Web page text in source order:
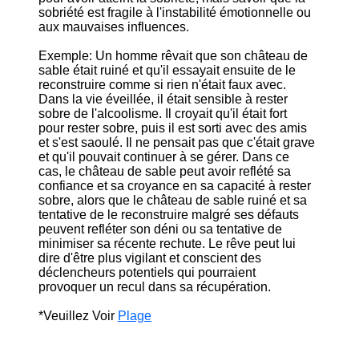
sobriété est fragile à l'instabilité émotionnelle ou
aux mauvaises influences.
Exemple: Un homme rêvait que son château de
sable était ruiné et qu'il essayait ensuite de le
reconstruire comme si rien n'était faux avec.
Dans la vie éveillée, il était sensible à rester
sobre de l'alcoolisme. Il croyait qu'il était fort
pour rester sobre, puis il est sorti avec des amis
et s'est saoulé. Il ne pensait pas que c'était grave
et qu'il pouvait continuer à se gérer. Dans ce
cas, le château de sable peut avoir reflété sa
confiance et sa croyance en sa capacité à rester
sobre, alors que le château de sable ruiné et sa
tentative de le reconstruire malgré ses défauts
peuvent refléter son déni ou sa tentative de
minimiser sa récente rechute. Le rêve peut lui
dire d'être plus vigilant et conscient des
déclencheurs potentiels qui pourraient
provoquer un recul dans sa récupération.
*Veuillez Voir Plage